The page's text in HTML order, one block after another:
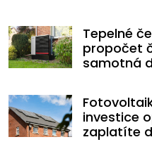
Tepelné
propočet
samotná
investice
zaplatíte